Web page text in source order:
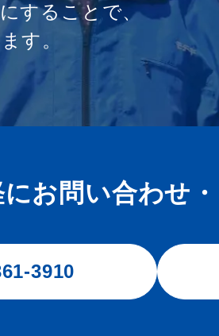
することで、
す。
お問い合わせ・
3910